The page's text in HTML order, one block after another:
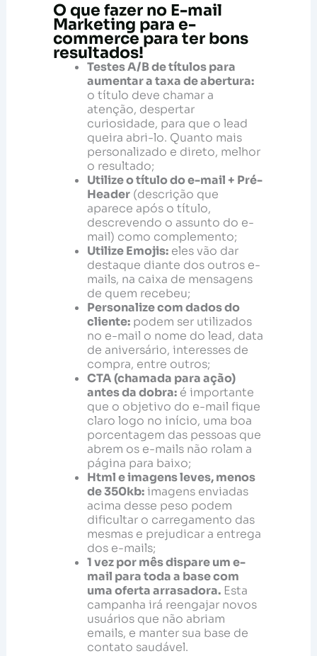
O que fazer no E-mail
Marketing para e-
commerce para ter bons
resultados!
Testes A/B de títulos para
aumentar a taxa de abertura:
o título deve chamar a
atenção, despertar
curiosidade, para que o lead
queira abri-lo. Quanto mais
personalizado e direto, melhor
o resultado;
Utilize o título do e-mail + Pré-
Header(descrição que
aparece após o título,
descrevendo o assunto do e-
mail) como complemento;
Utilize Emojis:eles vão dar
destaque diante dos outros e-
mails, na caixa de mensagens
de quem recebeu;
Personalize com dados do
cliente:podem ser utilizados
no e-mail o nome do lead, data
de aniversário, interesses de
compra, entre outros;
CTA (chamada para ação)
antes da dobra:é importante
que o objetivo do e-mail fique
claro logo no início, uma boa
porcentagem das pessoas que
abrem os e-mails não rolam a
página para baixo;
Html e imagens leves, menos
de 350kb:imagens enviadas
acima desse peso podem
dificultar o carregamento das
mesmas e prejudicar a entrega
dos e-mails;
1 vez por mês dispare um e-
mail para toda a base com
uma oferta arrasadora.Esta
campanha irá reengajar novos
usuários que não abriam
emails, e manter sua base de
contato saudável.